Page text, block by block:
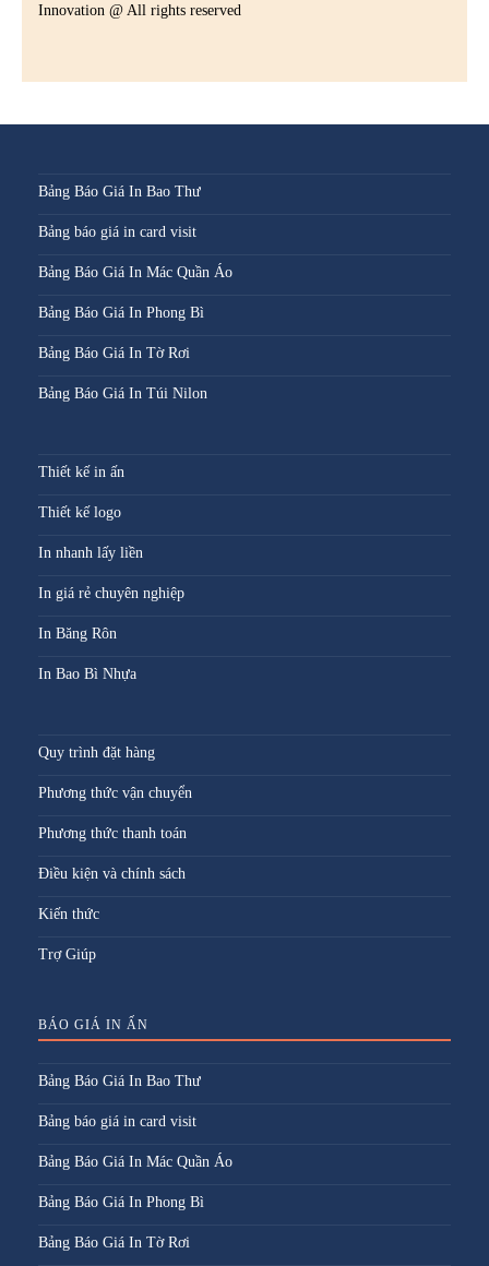
Innovation @ All rights reserved
Bảng Báo Giá In Bao Thư
Bảng báo giá in card visit
Bảng Báo Giá In Mác Quần Áo
Bảng Báo Giá In Phong Bì
Bảng Báo Giá In Tờ Rơi
Bảng Báo Giá In Túi Nilon
Thiết kế in ấn
Thiết kế logo
In nhanh lấy liền
In giá rẻ chuyên nghiệp
In Băng Rôn
In Bao Bì Nhựa
Quy trình đặt hàng
Phương thức vận chuyển
Phương thức thanh toán
Điều kiện và chính sách
Kiến thức
Trợ Giúp
BÁO GIÁ IN ẤN
Bảng Báo Giá In Bao Thư
Bảng báo giá in card visit
Bảng Báo Giá In Mác Quần Áo
Bảng Báo Giá In Phong Bì
Bảng Báo Giá In Tờ Rơi